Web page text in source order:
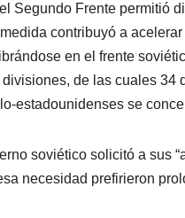
Segundo Frente permitió
contribuyó a
en el frente
de las cuales 34
estadounidenses se
soviético solicitó a sus
necesidad prefirieron